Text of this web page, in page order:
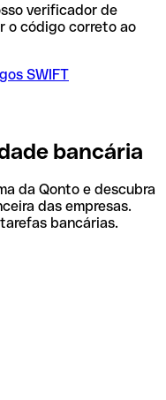
verificador de
o código correto ao
SWIFT
bancária
da Qonto e descubra
das empresas.
bancárias.